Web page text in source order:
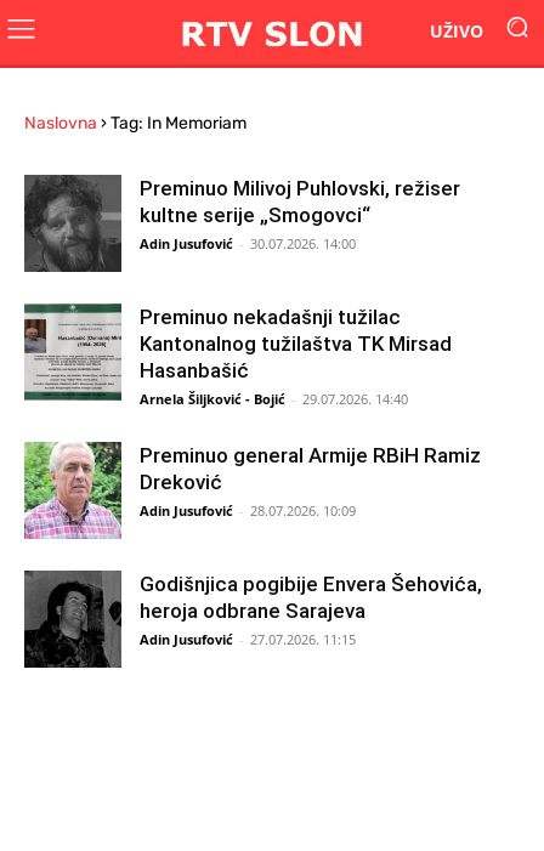
UŽIVO
Naslovna ›Tag: In Memoriam
Preminuo Milivoj Puhlovski, režiser
kultne serije „Smogovci“
Adin Jusufović - 30.07.2026. 14:00
Preminuo nekadašnji tužilac
Kantonalnog tužilaštva TK Mirsad
Hasanbašić
Arnela Šiljković - Bojić - 29.07.2026. 14:40
Preminuo general Armije RBiH Ramiz
Dreković
Adin Jusufović - 28.07.2026. 10:09
Godišnjica pogibije Envera Šehovića,
heroja odbrane Sarajeva
Adin Jusufović - 27.07.2026. 11:15